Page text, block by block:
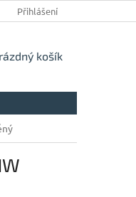
Přihlášení
košík